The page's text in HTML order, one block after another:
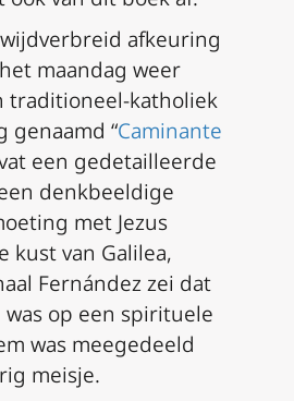
afkeuring
maandag weer
traditioneel-katholiek
genaamd “Caminante
een gedetailleerde
denkbeeldige
met Jezus
kust van Galilea,
Fernández zei dat
op een spirituele
was meegedeeld
meisje.